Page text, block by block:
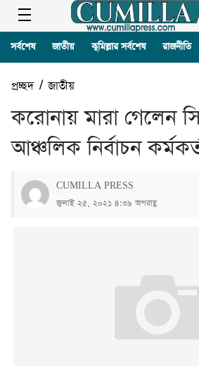
সর্বশেষ জাতীয় কুমিল্লার সর্বশেষ রাজনীতি
প্রচ্ছদ/জাতীয়
করোনায় মারা গেলেন
আঞ্চলিক নির্বাচন
CUMILLA PRESS
জুলাই ২৫, ২০২১ ৪:৩৯ অপরাহ্ণ